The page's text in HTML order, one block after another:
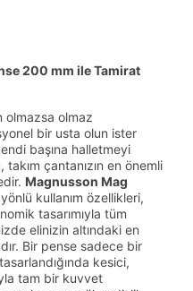
200 mm ile Tamirat
olmazsa olmaz
bir usta olun ister
başına halletmeyi
çantanızın en önemli
Magnusson Mag
kullanım özellikleri,
tasarımıyla tüm
elinizin altındaki en
Bir pense sadece bir
kesici,
tam bir kuvvet